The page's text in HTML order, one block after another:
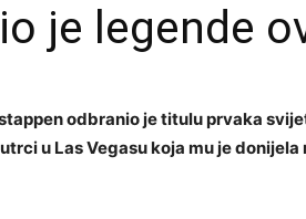
je legende
odbranio je titulu prvaka
u Las Vegasu koja mu je